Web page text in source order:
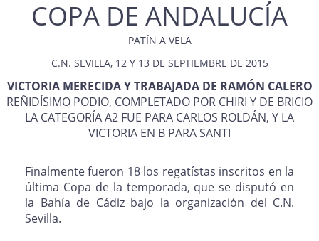
COPA DE ANDALUCÍA
PATÍN A VELA
C.N. SEVILLA, 12 Y 13 DE SEPTIEMBRE DE 2015
VICTORIA MERECIDA Y TRABAJADA DE RAMÓN CALERO
REÑIDÍSIMO PODIO, COMPLETADO POR CHIRI Y DE BRICIO
LA CATEGORÍA A2 FUE PARA CARLOS ROLDÁN, Y LA
VICTORIA EN B PARA SANTI
Finalmente fueron 18 los regatístas inscritos en la
última Copa de la temporada, que se disputó en
la Bahía de Cádiz bajo la organización del C.N.
Sevilla.